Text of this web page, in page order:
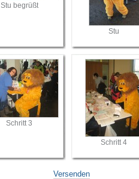
Stu begrüßt
Stu
Schritt 3
Schritt 4
Versenden